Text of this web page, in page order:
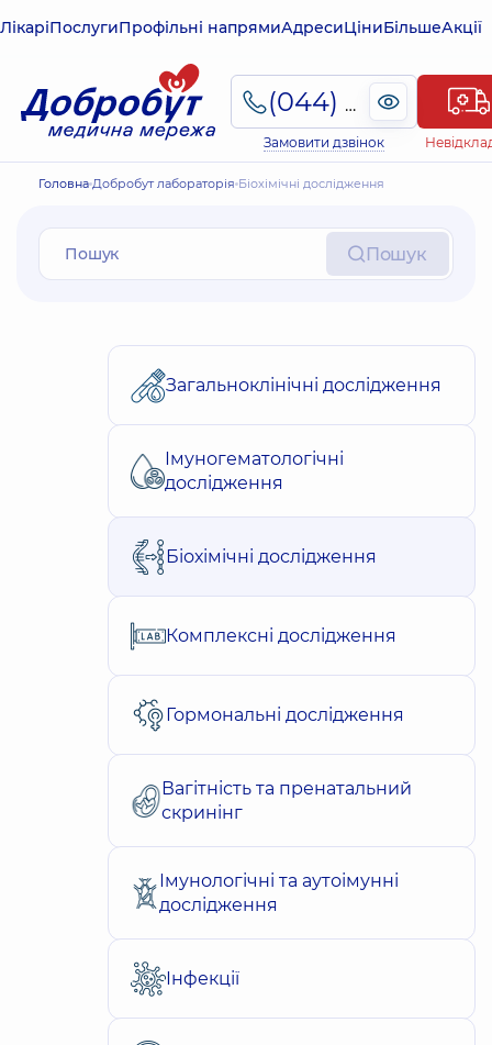
ЛікаріПослугиПрофільні напрямиАдресиЦіниБільшеАкції
(044) 495-2-888
Замовити дзвінок
Головна Добробут лабораторія Біохімічні дослідження
Пошук
Загальноклінічні дослідження
Імуногематологічні
дослідження
Біохімічні дослідження
Комплексні дослідження
Гормональні дослідження
Вагітність та пренатальний
скринінг
Імунологічні та аутоімунні
дослідження
Інфекції